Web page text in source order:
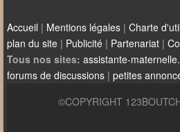
Accueil | Mentions légales | Charte
plan du site | Publicité | Partenariat |
Tous nos sites: assistante-
forums de discussions | petites
©COPYRIGHT